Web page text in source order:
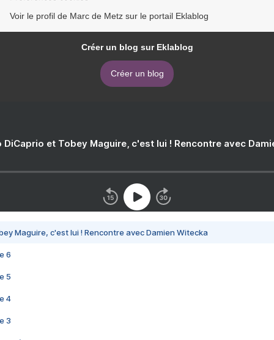
Voir le profil de Marc de Metz sur le portail Eklablog
Créer un blog sur Eklablog
Créer un blog
DiCaprio et Tobey Maguire, c'est lui ! Rencontre avec
Maguire, c'est lui ! Rencontre avec Damien Witecka
6
5
4
3